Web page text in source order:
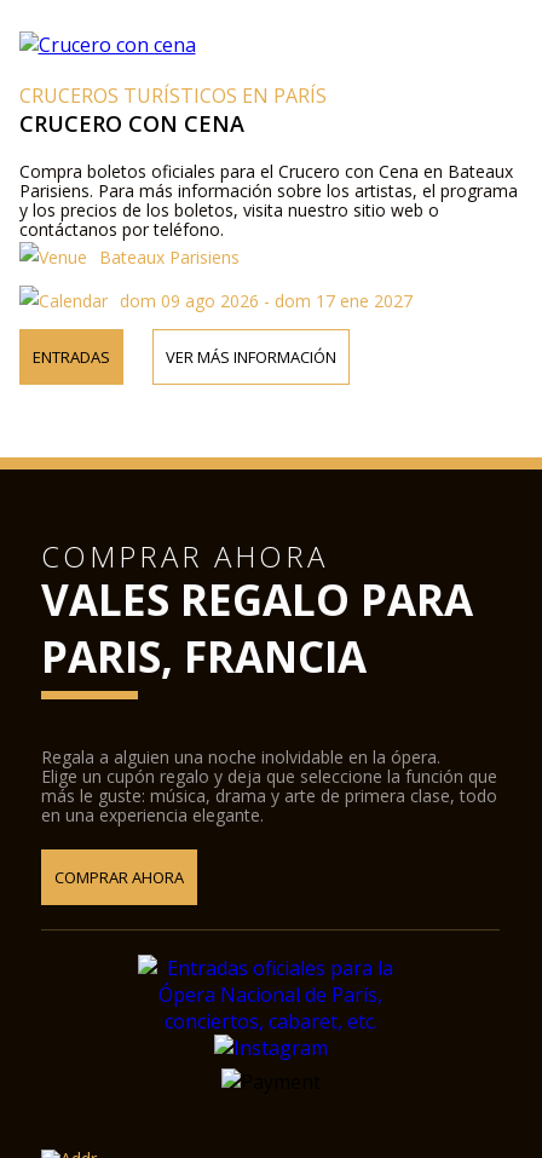
CRUCEROS TURÍSTICOS EN PARÍS
CRUCERO CON CENA
Compra boletos oficiales para el Crucero con Cena en Bateaux
Parisiens. Para más información sobre los artistas, el programa
y los precios de los boletos, visita nuestro sitio web o
contáctanos por teléfono.
Bateaux Parisiens
dom 09 ago 2026 - dom 17 ene 2027
ENTRADAS VER MÁS INFORMACIÓN
COMPRAR AHORA
VALES REGALO PARA
PARIS, FRANCIA
Regala a alguien una noche inolvidable en la ópera.
Elige un cupón regalo y deja que seleccione la función que
más le guste: música, drama y arte de primera clase, todo
en una experiencia elegante.
COMPRAR AHORA